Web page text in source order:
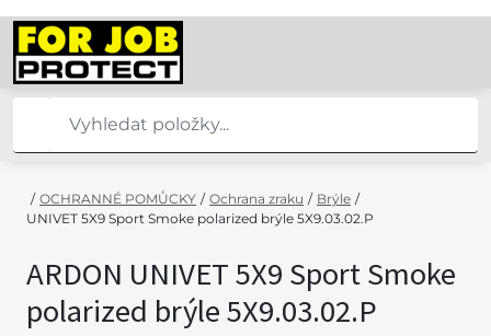
/ OCHRANNÉ POMŮCKY / Ochrana zraku / Brýle /
UNIVET 5X9 Sport Smoke polarized brýle 5X9.03.02.P
ARDON UNIVET 5X9 Sport Smoke
polarized brýle 5X9.03.02.P